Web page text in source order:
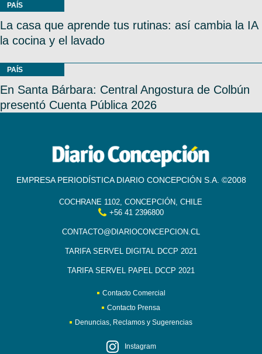
PAÍS
La casa que aprende tus rutinas: así cambia la IA
la cocina y el lavado
PAÍS
En Santa Bárbara: Central Angostura de Colbún
presentó Cuenta Pública 2026
EMPRESA PERIODÍSTICA DIARIO CONCEPCIÓN S.A. ©2008
COCHRANE 1102, CONCEPCIÓN, CHILE
+56 41 2396800
CONTACTO@DIARIOCONCEPCION.CL
TARIFA SERVEL DIGITAL DCCP 2021
TARIFA SERVEL PAPEL DCCP 2021
Contacto Comercial
Contacto Prensa
Denuncias, Reclamos y Sugerencias
Instagram